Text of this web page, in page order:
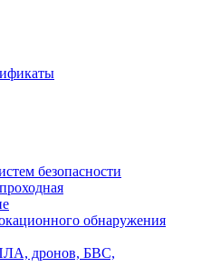
безопасности
обнаружения
дронов, БВС,